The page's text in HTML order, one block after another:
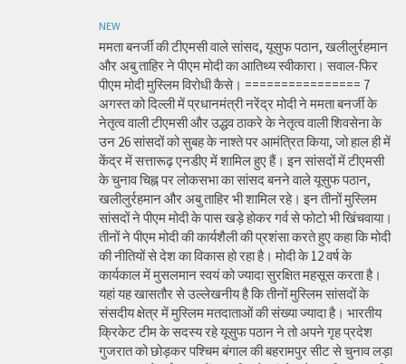
NEW
ममता बनर्जी की टीएमसी वाले सांसद, यूसुफ पठान, खलीलुर्रहमान
और अबु ताहिर ने पीएम मोदी का आतिथ्य स्वीकारा। सवाल-फिर
पीएम मोदी मुस्लिम विरोधी कैसे। ================ 7
अगस्त को दिल्ली में प्रधानमंत्री नरेंद्र मोदी ने ममता बनर्जी के
नेतृत्व वाली टीएमसी और उद्धव ठाकरे के नेतृत्व वाली शिवसेना के
उन 26 सांसदों को सुबह के नाश्ते पर आमंत्रित किया, जो हाल ही में
केंद्र में सत्तारूढ़ एनडीए में शामिल हुए हैं। इन सांसदों में टीएमसी
के चुनाव चिह्न पर लोकसभा का सांसद बनने वाले यूसुफ पठान,
खलीलुर्रहमान और अबु ताहिर भी शामिल रहे। इन तीनों मुस्लिम
सांसदों ने पीएम मोदी के पास खड़े होकर गर्व से फोटो भी खिंचवाया।
तीनों ने पीएम मोदी की कार्यशैली की प्रशंसा करते हुए कहा कि मोदी
की नीतियों से देश का विकास हो रहा है। मोदी के 12 वर्ष के
कार्यकाल में मुसलमान स्वयं को ज्यादा सुरक्षित महसूस करता है।
यहां यह खासतौर से उल्लेखनीय है कि तीनों मुस्लिम सांसदों के
संसदीय क्षेत्र में मुस्लिम मतदाताओं की संख्या ज्यादा है। भारतीय
क्रिकेट टीम के सदस्य रहे यूसुफ पठान ने तो अपने गृह प्रदेश
गुजरात को छोड़कर पश्चिम बंगाल की बहरामपुर सीट से चुनाव लड़ा